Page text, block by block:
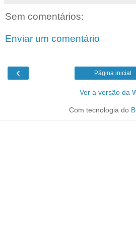
Sem comentários:
Enviar um comentário
‹ Página inicial
Ver a versão da
Com tecnologia do